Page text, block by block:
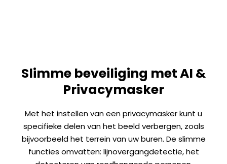
Slimme beveiliging met AI &
Privacymasker
Met het instellen van een privacymasker kunt u
specifieke delen van het beeld verbergen, zoals
bijvoorbeeld het terrein van uw buren. De slimme
functies omvatten: lijnovergangdetectie, het